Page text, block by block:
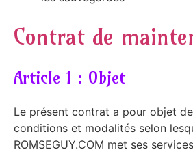
Contrat de
Article 1 : Objet
Le présent contrat a pour objet
conditions et modalités selon
ROMSEGUY.COM met ses